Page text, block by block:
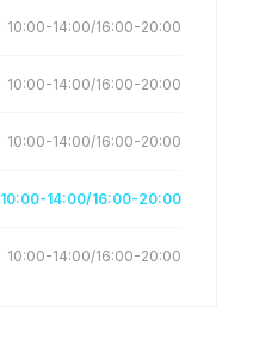
10:00-14:00/16:00-20:00
10:00-14:00/16:00-20:00
10:00-14:00/16:00-20:00
10:00-14:00/16:00-20:00
10:00-14:00/16:00-20:00